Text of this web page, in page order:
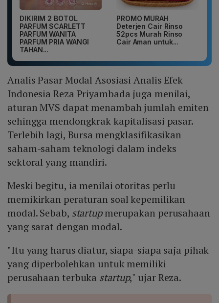
DIKIRIM 2 BOTOL
PARFUM SCARLETT
PARFUM WANITA
PARFUM PRIA WANGI
TAHAN...
PROMO MURAH
Deterjen Cair Rinso
52pcs Murah Rinso
Cair Aman untuk...
Analis Pasar Modal Asosiasi Analis Efek
Indonesia Reza Priyambada juga menilai,
aturan MVS dapat menambah jumlah emiten
sehingga mendongkrak kapitalisasi pasar.
Terlebih lagi, Bursa mengklasifikasikan
saham-saham teknologi dalam indeks
sektoral yang mandiri.
Meski begitu, ia menilai otoritas perlu
memikirkan peraturan soal kepemilikan
modal. Sebab, startupmerupakan perusahaan
yang sarat dengan modal.
"Itu yang harus diatur, siapa-siapa saja pihak
yang diperbolehkan untuk memiliki
perusahaan terbuka startup," ujar Reza.